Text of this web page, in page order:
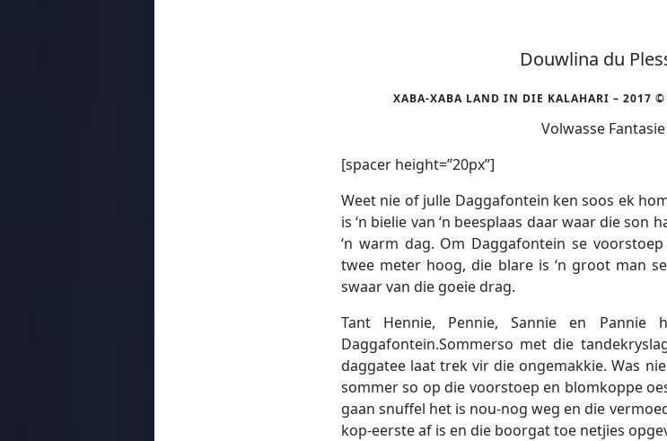
Douwlina du
XABA-XABA LAND IN DIE KALAHARI – 2017
Volwasse Fantasie
[spacer height=”20px”]
Weet nie of julle Daggafontein ken soos ek
is ‘n bielie van ‘n beesplaas daar waar die son
‘n warm dag. Om Daggafontein se
twee meter hoog, die blare is ‘n groot man
swaar van die goeie drag.
Tant Hennie, Pennie, Sannie en Pannie
Daggafontein.Sommerso met die
daggatee laat trek vir die ongemakkie. Was
sommer so op die voorstoep en blomkoppe
gaan snuffel het is nou-nog weg en die
kop-eerste af is en die boorgat toe netjies